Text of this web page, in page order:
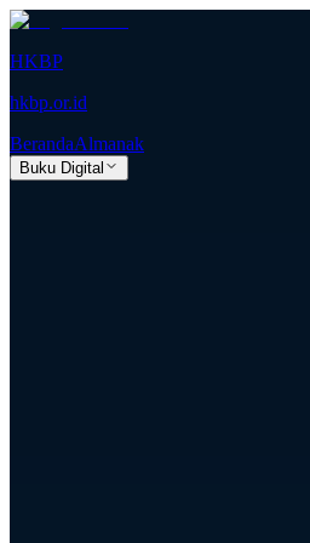
HKBP
hkbp.or.id
BerandaAlmanak
Buku Digital